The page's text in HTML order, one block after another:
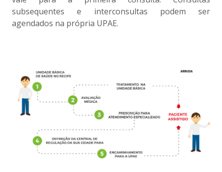
subsequentes e interconsultas podem ser
agendados na própria UPAE.